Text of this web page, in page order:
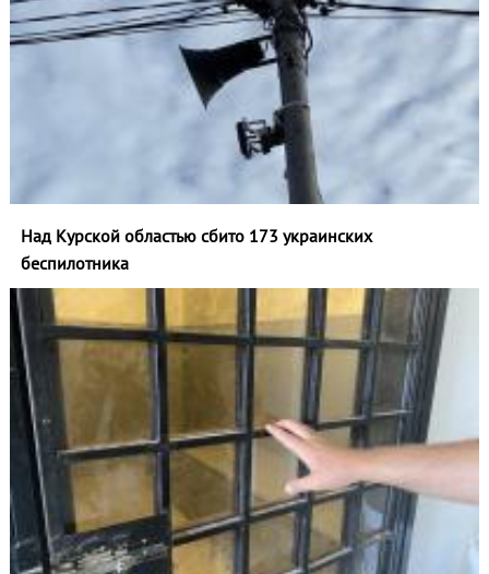
Над Курской областью сбито 173 украинских
беспилотника